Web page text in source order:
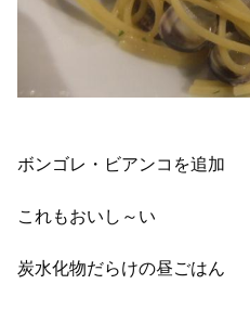
ボンゴレ・ビアンコを追加
これもおいし～い
炭水化物だらけの昼ごはん